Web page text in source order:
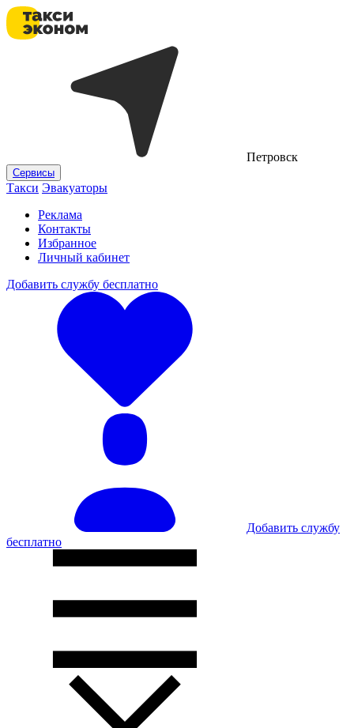
Петровск
Сервисы
Такси Эвакуаторы
Реклама
Контакты
Избранное
Личный кабинет
Добавить службу бесплатно
Добавить службу
бесплатно